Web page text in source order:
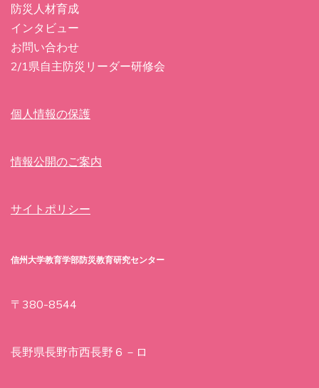
防災人材育成
インタビュー
お問い合わせ
2/1県自主防災リーダー研修会
個人情報の保護
情報公開のご案内
サイトポリシー
信州大学教育学部防災教育研究センター
〒380-8544
長野県長野市西長野６－ロ